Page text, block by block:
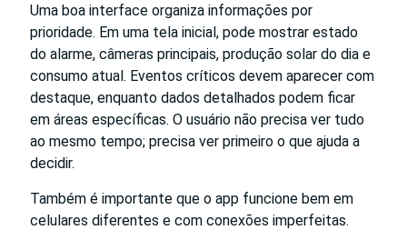
Uma boa interface organiza informações por
prioridade. Em uma tela inicial, pode mostrar estado
do alarme, câmeras principais, produção solar do dia e
consumo atual. Eventos críticos devem aparecer com
destaque, enquanto dados detalhados podem ficar
em áreas específicas. O usuário não precisa ver tudo
ao mesmo tempo; precisa ver primeiro o que ajuda a
decidir.
Também é importante que o app funcione bem em
celulares diferentes e com conexões imperfeitas.